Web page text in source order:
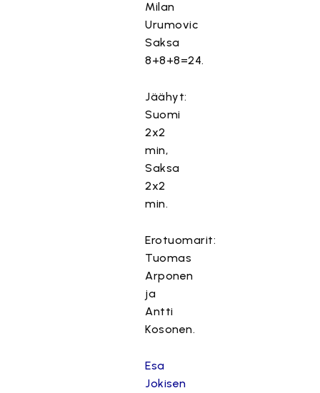
Milan
Urumovic
Saksa
8+8+8=24.
Jäähyt:
Suomi
2x2
min,
Saksa
2x2
min.
Erotuomarit:
Tuomas
Arponen
ja
Antti
Kosonen.
Esa
Jokisen